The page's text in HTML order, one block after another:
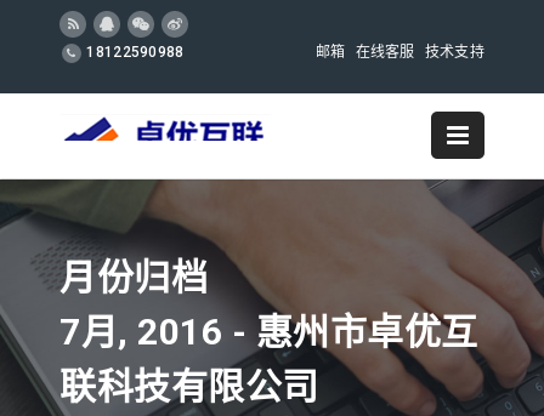
18122590988 邮箱 在线客服 技术支持
月份归档
7月, 2016 - 惠州市卓优互
联科技有限公司